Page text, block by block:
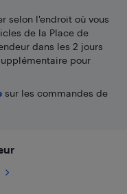
selon l'endroit où vous
de la Place de
dans les 2 jours
pour
sur les commandes de